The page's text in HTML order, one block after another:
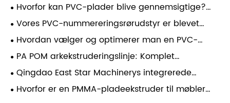
Hvorfor kan PVC-plader blive gennemsigtige?
Den skjulte videnskab bag klare plastikplader
​Vores PVC-nummereringsrørudstyr er blevet
idriftsat med succes og dækker produktionen af ​​
alle specifikationer fra 1,5-10 mm.
Hvordan vælger og optimerer man en PVC-
skumpladeekstruderingslinje til stabil produktion?
PA POM arkekstruderingslinje: Komplet
behandlingsvejledning til højkvalitets teknisk
plastikproduktion
Qingdao East Star Machinerys integrerede
kimplantebakkeudstyr blev afsendt med succes til
Yemen
Hvorfor er en PMMA-pladeekstruder til møbler